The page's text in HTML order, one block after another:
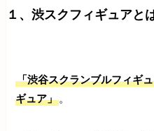
１、渋スクフィギュアと
「渋谷スクランブルフィギ
ギュア」 。